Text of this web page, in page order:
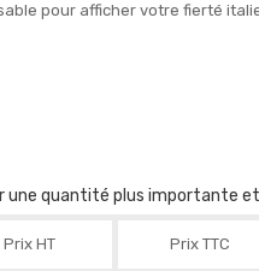
pour afficher votre fierté
quantité plus importante
Prix HT Prix TTC